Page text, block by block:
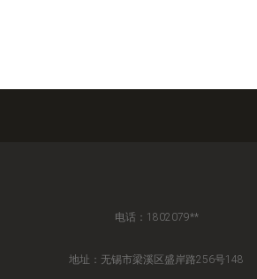
电话：1802079**
地址：无锡市梁溪区盛岸路256号148